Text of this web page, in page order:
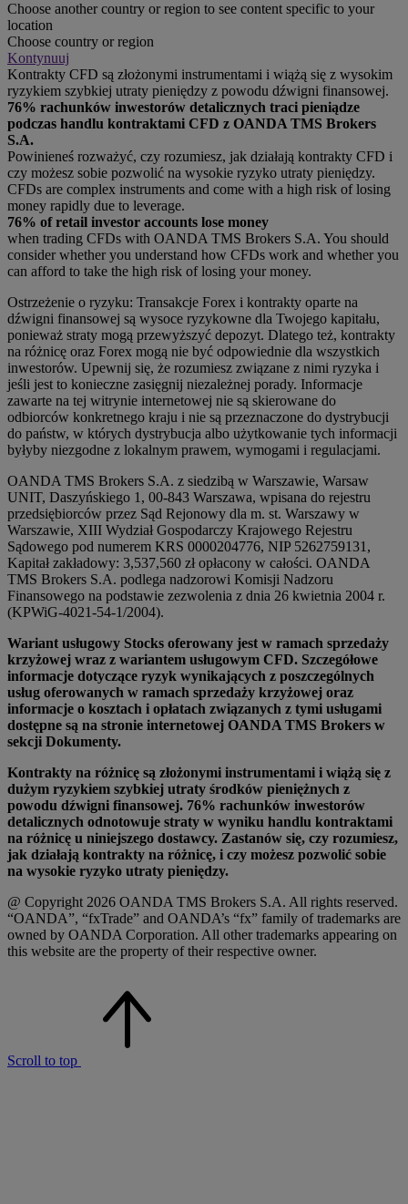
Choose another country or region to see content specific to your
location
Choose country or region
Kontynuuj
Kontrakty CFD są złożonymi instrumentami i wiążą się z wysokim
ryzykiem szybkiej utraty pieniędzy z powodu dźwigni finansowej.
76% rachunków inwestorów detalicznych traci pieniądze
podczas handlu kontraktami CFD z OANDA TMS Brokers
S.A.
Powinieneś rozważyć, czy rozumiesz, jak działają kontrakty CFD i
czy możesz sobie pozwolić na wysokie ryzyko utraty pieniędzy.
CFDs are complex instruments and come with a high risk of losing
money rapidly due to leverage.
76% of retail investor accounts lose money
when trading CFDs with OANDA TMS Brokers S.A. You should
consider whether you understand how CFDs work and whether you
can afford to take the high risk of losing your money.
Ostrzeżenie o ryzyku: Transakcje Forex i kontrakty oparte na
dźwigni finansowej są wysoce ryzykowne dla Twojego kapitału,
ponieważ straty mogą przewyższyć depozyt. Dlatego też, kontrakty
na różnicę oraz Forex mogą nie być odpowiednie dla wszystkich
inwestorów. Upewnij się, że rozumiesz związane z nimi ryzyka i
jeśli jest to konieczne zasięgnij niezależnej porady. Informacje
zawarte na tej witrynie internetowej nie są skierowane do
odbiorców konkretnego kraju i nie są przeznaczone do dystrybucji
do państw, w których dystrybucja albo użytkowanie tych informacji
byłyby niezgodne z lokalnym prawem, wymogami i regulacjami.
OANDA TMS Brokers S.A. z siedzibą w Warszawie, Warsaw
UNIT, Daszyńskiego 1, 00-843 Warszawa, wpisana do rejestru
przedsiębiorców przez Sąd Rejonowy dla m. st. Warszawy w
Warszawie, XIII Wydział Gospodarczy Krajowego Rejestru
Sądowego pod numerem KRS 0000204776, NIP 5262759131,
Kapitał zakładowy: 3,537,560 zł opłacony w całości. OANDA
TMS Brokers S.A. podlega nadzorowi Komisji Nadzoru
Finansowego na podstawie zezwolenia z dnia 26 kwietnia 2004 r.
(KPWiG-4021-54-1/2004).
Wariant usługowy Stocks oferowany jest w ramach sprzedaży
krzyżowej wraz z wariantem usługowym CFD. Szczegółowe
informacje dotyczące ryzyk wynikających z poszczególnych
usług oferowanych w ramach sprzedaży krzyżowej oraz
informacje o kosztach i opłatach związanych z tymi usługami
dostępne są na stronie internetowej OANDA TMS Brokers w
sekcji Dokumenty.
Kontrakty na różnicę są złożonymi instrumentami i wiążą się z
dużym ryzykiem szybkiej utraty środków pieniężnych z
powodu dźwigni finansowej. 76% rachunków inwestorów
detalicznych odnotowuje straty w wyniku handlu kontraktami
na różnicę u niniejszego dostawcy. Zastanów się, czy rozumiesz,
jak działają kontrakty na różnicę, i czy możesz pozwolić sobie
na wysokie ryzyko utraty pieniędzy.
@ Copyright 2026 OANDA TMS Brokers S.A. All rights reserved.
“OANDA”, “fxTrade” and OANDA’s “fx” family of trademarks are
owned by OANDA Corporation. All other trademarks appearing on
this website are the property of their respective owner.
Scroll to top